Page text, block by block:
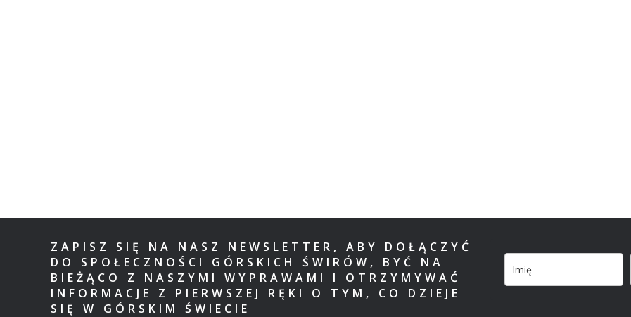
ZAPISZ SIĘ NA NASZ NEWSLETTER, ABY DOŁĄCZYĆ
DO SPOŁECZNOŚCI GÓRSKICH ŚWIRÓW, BYĆ NA
BIEŻĄCO Z NASZYMI WYPRAWAMI I OTRZYMYWAĆ
INFORMACJE Z PIERWSZEJ RĘKI O TYM, CO DZIEJE
SIĘ W GÓRSKIM ŚWIECIE